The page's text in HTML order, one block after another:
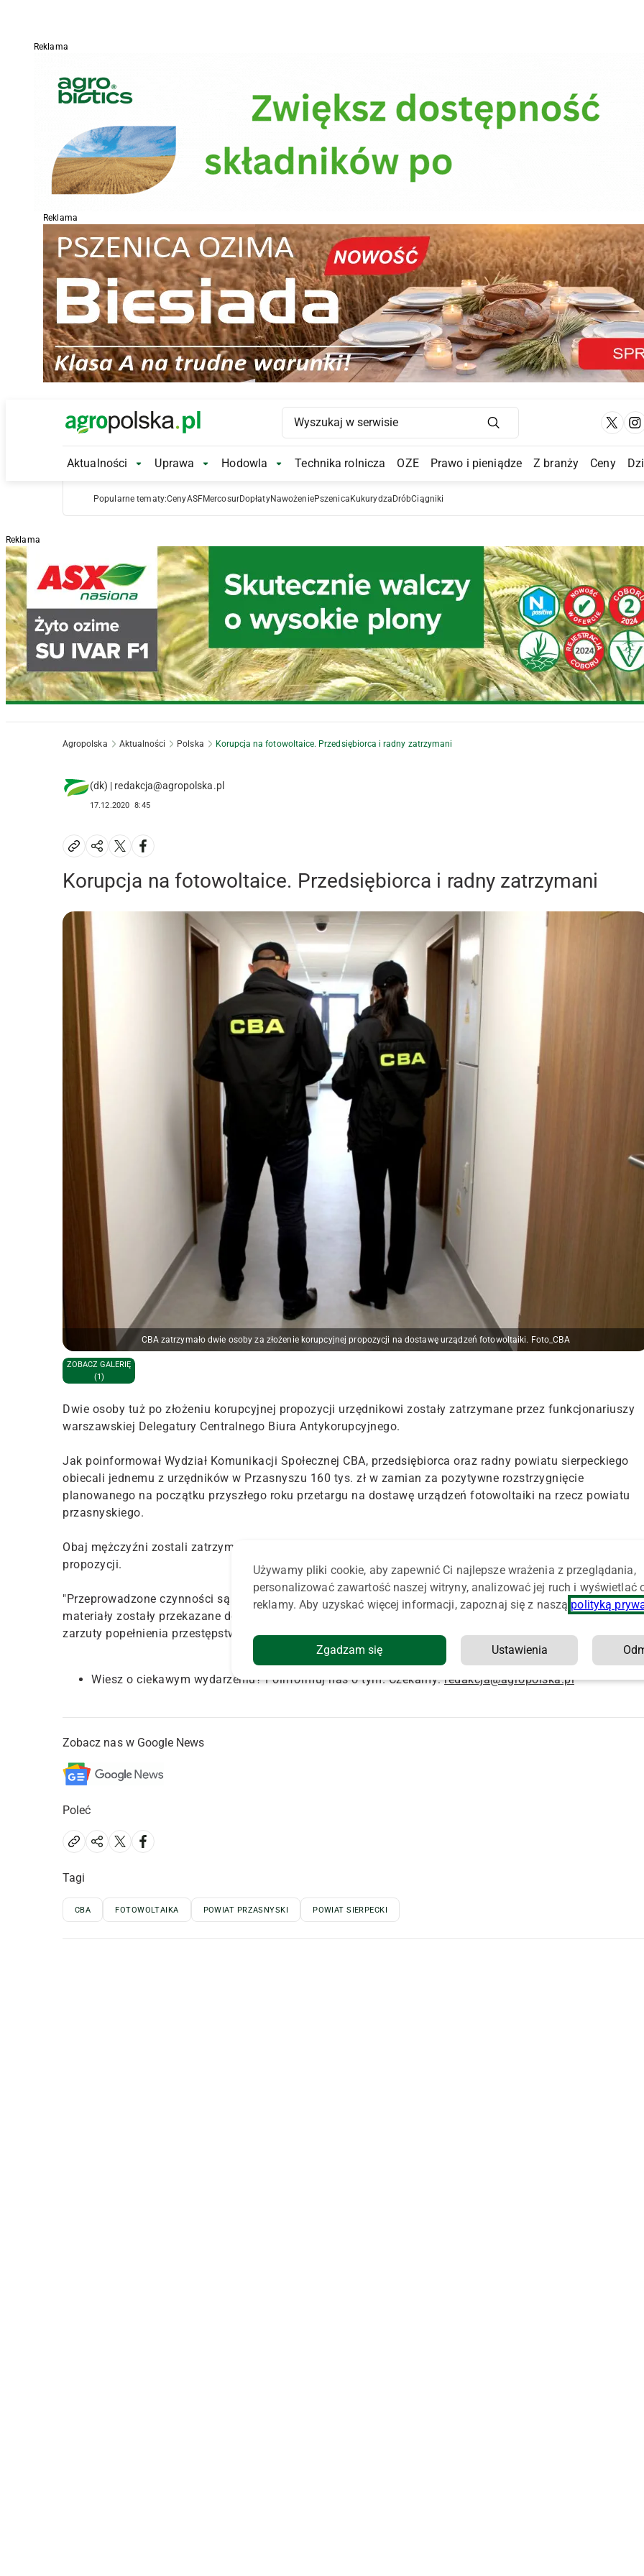
Reklama
Reklama
Main Logo
Main Navigation
Aktualności Aktualności Submenu
Uprawa Uprawa Submenu
Hodowla Hodowla Submenu
Technika rolnicza OZE Prawo i pieniądze Z branży Ceny
Popularne tematy:CenyASFMercosurDopłatyNawożeniePszenica Kukurydza DróbCiągniki
Reklama
Agropolska Aktualności Polska Korupcja na fotowoltaice. Przedsiębiorca i radny zatrzymani
(dk) | redakcja@agropolska.pl
17.12.2020 8:45
Korupcja na fotowoltaice. Przedsiębiorca i radny zatrzymani
CBA zatrzymało dwie osoby za złożenie korupcyjnej propozycji na dostawę urządzeń fotowoltaiki. Foto_CBA
ZOBACZ GALERIĘ
(1)
Dwie osoby tuż po złożeniu korupcyjnej propozycji urzędnikowi zostały zatrzymane przez funkcjonariuszy
warszawskiej Delegatury Centralnego Biura Antykorupcyjnego.
Jak poinformował Wydział Komunikacji Społecznej CBA, przedsiębiorca oraz radny powiatu sierpeckiego
obiecali jednemu z urzędników w Przasnyszu 160 tys. zł w zamian za pozytywne rozstrzygnięcie
planowanego na początku przyszłego roku przetargu na dostawę urządzeń fotowoltaiki na rzecz powiatu
przasnyskiego.
Obaj mężczyźni zostali zatrzymani przed starostwem w Przasnyszu, bezpośrednio po złożeniu korupcyjnej
propozycji.
"Przeprowadzone czynności są efektem ustaleń powziętych przez śledczych CBA. Zgromadzone przez Biuro
materiały zostały przekazane do Prokuratury Okręgowej w Ostrołęce, która przedstawiła zatrzymanym
zarzuty popełnienia przestępstw o charakterze korupcyjnym" – podało CBA.
Wiesz o ciekawym wydarzeniu? Poinformuj nas o tym. Czekamy:redakcja@agropolska.pl
Zobacz nas w Google News
Poleć
Tagi
CBA FOTOWOLTAIKA POWIAT PRZASNYSKI POWIAT SIERPECKI
Używamy pliki cookie, aby zapewnić Ci najlepsze wrażenia z przeglądania,
personalizować zawartość naszej witryny, analizować jej ruch i wyświetlać
reklamy. Aby uzyskać więcej informacji, zapoznaj się z naszą polityką
Zgadzam się Ustawienia